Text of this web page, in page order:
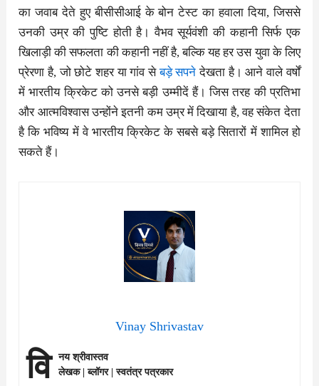
का जवाब देते हुए बीसीसीआई के बोन टेस्ट का हवाला दिया, जिससे
उनकी उम्र की पुष्टि होती है। वैभव सूर्यवंशी की कहानी सिर्फ एक
खिलाड़ी की सफलता की कहानी नहीं है, बल्कि यह हर उस युवा के लिए
प्रेरणा है, जो छोटे शहर या गांव सेबड़े सपनेदेखता है। आने वाले वर्षों
में भारतीय क्रिकेट को उनसे बड़ी उम्मीदें हैं। जिस तरह की प्रतिभा
और आत्मविश्वास उन्होंने इतनी कम उम्र में दिखाया है, वह संकेत देता
है कि भविष्य में वे भारतीय क्रिकेट के सबसे बड़े सितारों में शामिल हो
सकते हैं।
Vinay Shrivastav
वि
नय श्रीवास्तव
लेखक | ब्लॉगर | स्वतंत्र पत्रकार